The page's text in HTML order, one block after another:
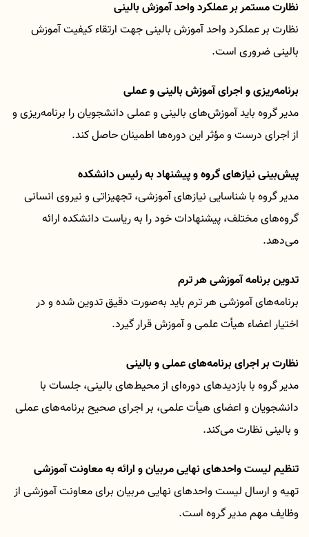
نظارت مستمر بر عملکرد واحد آموزش بالینی
نظارت بر عملکرد واحد آموزش بالینی جهت ارتقاء کیفیت آموزش
بالینی ضروری است.
برنامه‌ریزی و اجرای آموزش بالینی و عملی
مدیر گروه باید آموزش‌های بالینی و عملی دانشجویان را برنامه‌ریزی و
از اجرای درست و مؤثر این دوره‌ها اطمینان حاصل کند.
پیش‌بینی نیازهای گروه و پیشنهاد به رئیس دانشکده
مدیر گروه با شناسایی نیازهای آموزشی، تجهیزاتی و نیروی انسانی
گروه‌های مختلف، پیشنهادات خود را به ریاست دانشکده ارائه
می‌دهد.
تدوین برنامه آموزشی هر ترم
برنامه‌های آموزشی هر ترم باید به‌صورت دقیق تدوین شده و در
اختیار اعضاء هیأت علمی و آموزش قرار گیرد.
نظارت بر اجرای برنامه‌های عملی و بالینی
مدیر گروه با بازدیدهای دوره‌ای از محیط‌های بالینی، جلسات با
دانشجویان و اعضای هیأت علمی، بر اجرای صحیح برنامه‌های عملی
و بالینی نظارت می‌کند.
تنظیم لیست واحدهای نهایی مربیان و ارائه به معاونت آموزشی
تهیه و ارسال لیست واحدهای نهایی مربیان برای معاونت آموزشی از
وظایف مهم مدیر گروه است.